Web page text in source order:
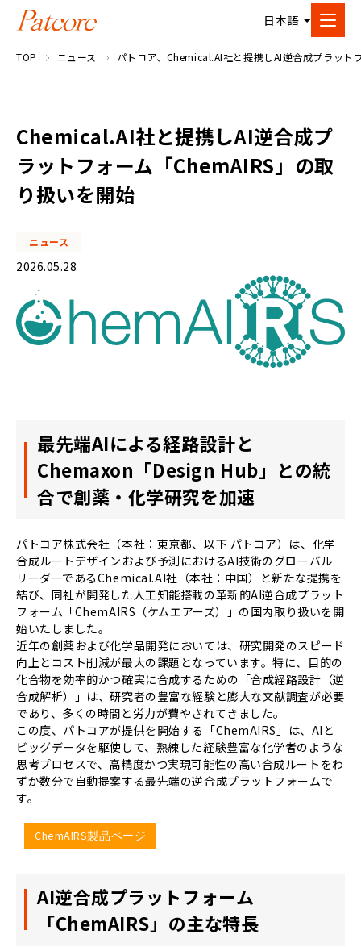
TOP ニュース パトコア、Chemical.AI社と提携しAI逆合成プラット
Chemical.AI社と提携しAI逆合成プ
ラットフォーム「ChemAIRS」の取
り扱いを開始
ニュース
2026.05.28
最先端AIによる経路設計と
Chemaxon「Design Hub」との統
合で創薬・化学研究を加速
パトコア株式会社（本社：東京都、以下 パトコア）は、化学
合成ルートデザインおよび予測におけるAI技術のグローバル
リーダーであるChemical.AI社（本社：中国）と新たな提携を
結び、同社が開発した人工知能搭載の革新的AI逆合成プラット
フォーム「ChemAIRS（ケムエアーズ）」の国内取り扱いを開
始いたしました。
近年の創薬および化学品開発においては、研究開発のスピード
向上とコスト削減が最大の課題となっています。特に、目的の
化合物を効率的かつ確実に合成するための「合成経路設計（逆
合成解析）」は、研究者の豊富な経験と膨大な文献調査が必要
であり、多くの時間と労力が費やされてきました。
この度、パトコアが提供を開始する「ChemAIRS」は、AIと
ビッグデータを駆使して、熟練した経験豊富な化学者のような
思考プロセスで、高精度かつ実現可能性の高い合成ルートをわ
ずか数分で自動提案する最先端の逆合成プラットフォームで
す。
ChemAIRS製品ページ
AI逆合成プラットフォーム
「ChemAIRS」の主な特長